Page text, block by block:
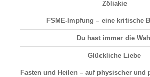
Zöliakie
FSME-Impfung – eine kritische
Du hast immer die Wahl
Glückliche Liebe
Fasten und Heilen – auf physischer und